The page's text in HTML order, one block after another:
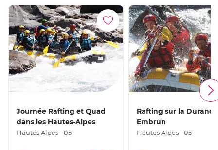
Journée Rafting et Quad
dans les Hautes-Alpes
Hautes Alpes - 05
Rafting sur la
Embrun
Hautes Alpes - 05